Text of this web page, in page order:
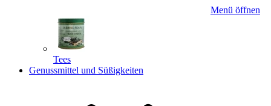
Menü öffnen
Tees
Genussmittel und Süßigkeiten